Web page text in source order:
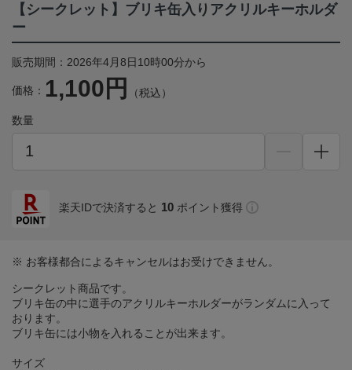
【シークレット】ブリキ缶入りアクリルキーホルダ
ー
販売期間：2026年4月8日10時00分から
価格： 1,100円 （税込）
数量
楽天IDで決済すると 10 ポイント獲得
※ お客様都合によるキャンセルはお受けできません。
シークレット商品です。
ブリキ缶の中に選手のアクリルキーホルダーがランダムに入って
おります。
ブリキ缶には小物を入れることが出来ます。
サイズ